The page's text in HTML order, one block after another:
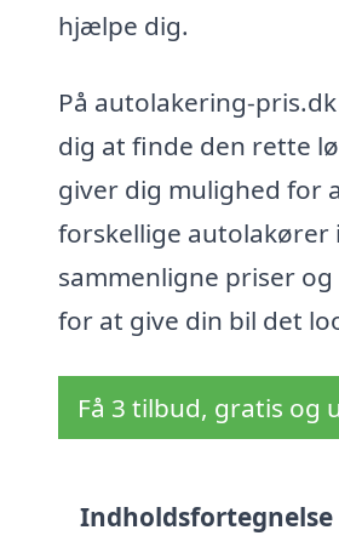
hjælpe dig.
På autolakering-
dig at finde den rette
giver dig mulighed for
forskellige autolakører
sammenligne priser
for at give din bil det
Få 3 tilbud, gratis og
Indholdsfortegnelse